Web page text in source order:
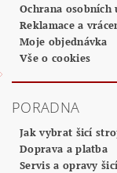
Ochrana osobních
Reklamace a
Moje objednávka
Vše o cookies
PORADNA
Jak vybrat šicí
Doprava a platba
Servis a opravy